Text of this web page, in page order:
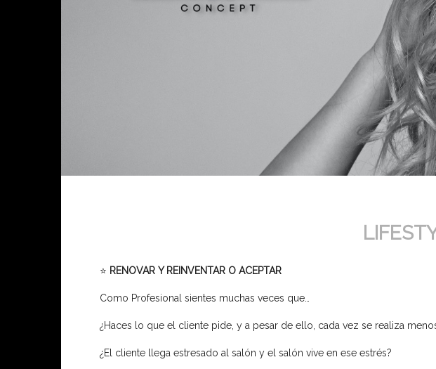
⭐ RENOVAR Y REINVENTAR O ACEPTAR
Como Profesional sientes muchas veces que…
¿Haces lo que el cliente pide, y a pesar de ello, cada vez se realiza
¿El cliente llega estresado al salón y el salón vive en ese estrés?